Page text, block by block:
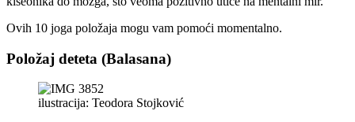
Ovih 10 joga položaja mogu vam pomoći momentalno.
Položaj deteta (Balasana)
ilustracija: Teodora Stojković